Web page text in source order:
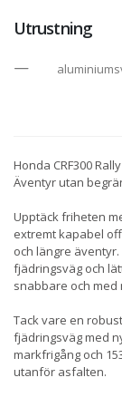
Utrustning
Honda CRF300
Äventyr utan
Upptäck friheten
extremt kapabel
och längre
fjädringsväg och
snabbare och med
Tack vare en
fjädringsväg med
markfrigång och
utanför asfalten.